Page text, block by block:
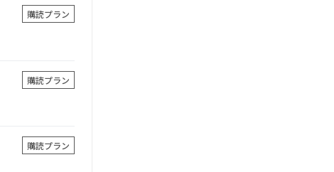
購読プラン
購読プラン
購読プラン